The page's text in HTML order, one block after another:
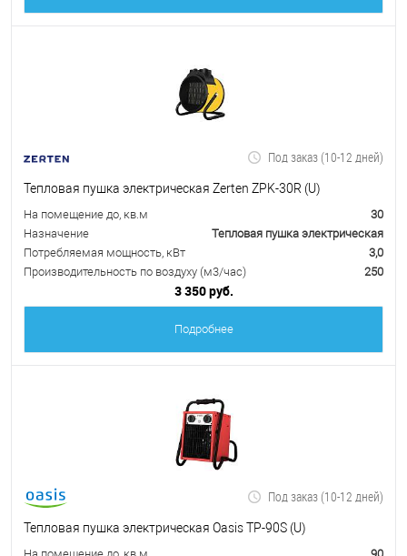
Под заказ (10-12 дней)
Тепловая пушка электрическая Zerten ZPK-30R (U)
На помещение до, кв.м
30
Назначение
Тепловая пушка электрическая
Потребляемая мощность, кВт
3,0
Производительность по воздуху (м3/час)
250
3 350 руб.
Подробнее
Под заказ (10-12 дней)
Тепловая пушка электрическая Oasis TP-90S (U)